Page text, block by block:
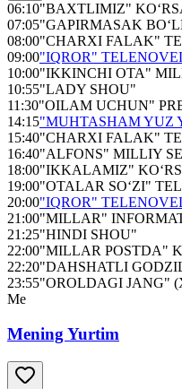
06:10"BAXTLIMIZ"
07:05"GAPIRMASAK
08:00"CHARXI FALAK"
09:00"IQROR"
10:00"IKKINCHI OTA"
10:55"LADY SHOU"
11:30"OILAM UCHUN"
14:15"MUHTASHAM YUZ
15:40"CHARXI FALAK"
16:40"ALFONS" MILLIY
18:00"IKKALAMIZ"
19:00"OTALAR SO‘ZI"
20:00"IQROR"
21:00"MILLAR"
21:25"HINDI SHOU"
22:00"MILLAR POSTDA"
22:20"DAHSHATLI
23:55"OROLDAGI JANG"
Me
Mening Yurtim